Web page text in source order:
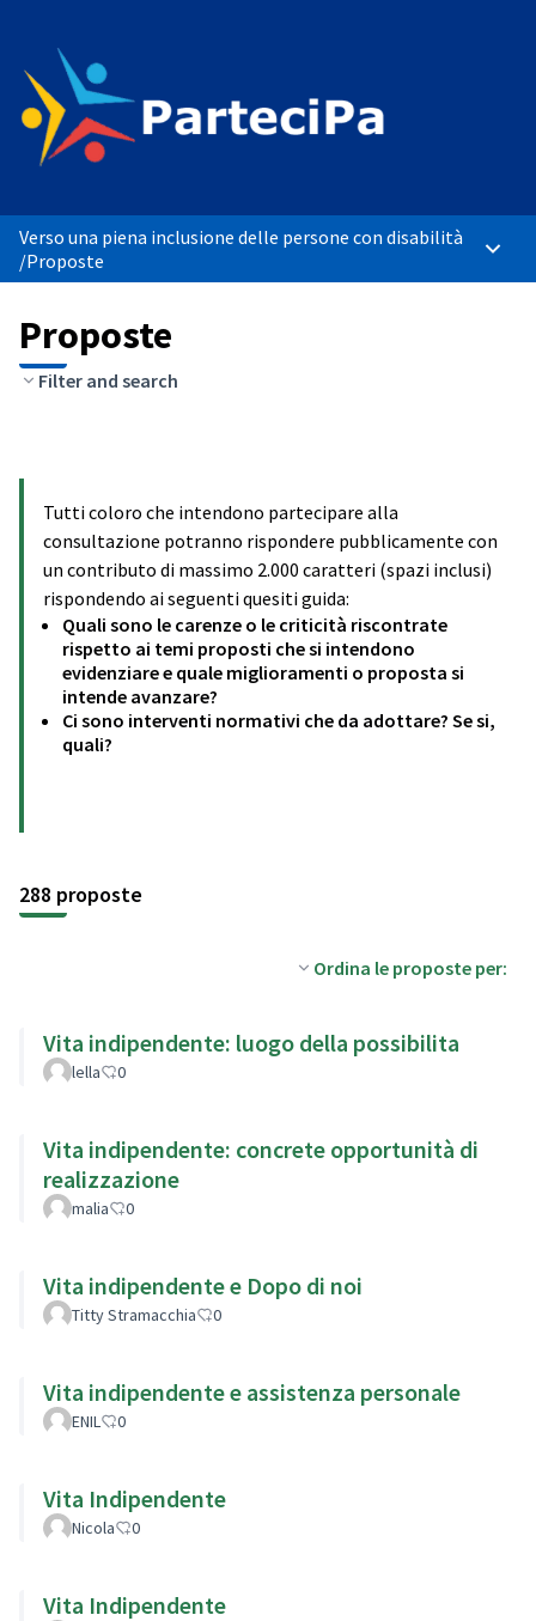
Verso una piena inclusione delle persone con disabilità
/Proposte
Proposte
Filter and search
Tutti coloro che intendono partecipare alla
consultazione potranno rispondere pubblicamente con
un contributo di massimo 2.000 caratteri (spazi inclusi)
rispondendo ai seguenti quesiti guida:
Quali sono le carenze o le criticità riscontrate
rispetto ai temi proposti che si intendono
evidenziare e quale miglioramenti o proposta si
intende avanzare?
Ci sono interventi normativi che da adottare? Se si,
quali?
288 proposte
Ordina le proposte per:
Vita indipendente: luogo della possibilita
lella 0
Vita indipendente: concrete opportunità di
realizzazione
malia 0
Vita indipendente e Dopo di noi
Titty Stramacchia 0
Vita indipendente e assistenza personale
ENIL 0
Vita Indipendente
Nicola 0
Vita Indipendente